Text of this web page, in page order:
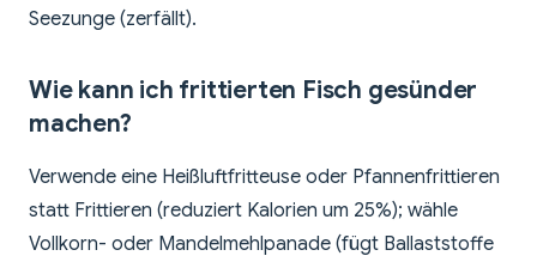
Seezunge (zerfällt).
Wie kann ich frittierten Fisch gesünder
machen?
Verwende eine Heißluftfritteuse oder Pfannenfrittieren
statt Frittieren (reduziert Kalorien um 25%); wähle
Vollkorn- oder Mandelmehlpanade (fügt Ballaststoffe